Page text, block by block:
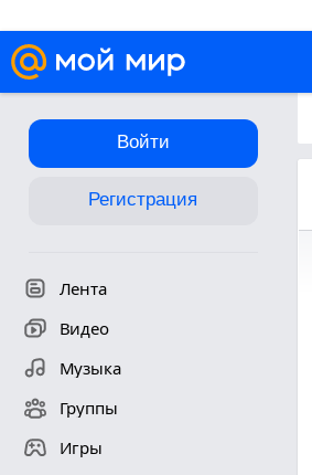
Войти
Регистрация
Лента
Видео
Музыка
Группы
Игры